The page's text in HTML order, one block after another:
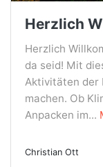
Herzlich
Herzlich
da seid! Mit
Aktivitäten der
machen. Ob
Anpacken im...
Christian Ott